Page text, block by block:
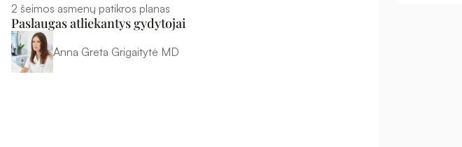
2 šeimos asmenų patikros planas
Paslaugas atliekantys gydytojai
Anna Greta Grigaitytė MD